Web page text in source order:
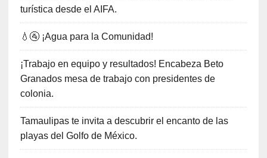
turística desde el AIFA.
💧🚰 ¡Agua para la Comunidad!
¡Trabajo en equipo y resultados! Encabeza Beto
Granados mesa de trabajo con presidentes de
colonia.
Tamaulipas te invita a descubrir el encanto de las
playas del Golfo de México.